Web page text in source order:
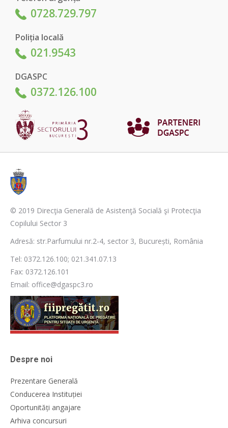
0728.729.797
Poliția locală
021.9543
DGASPC
0372.126.100
© 2019 Direcţia Generală de Asistenţă Socială şi Protecţia
Copilului Sector 3
Adresă: str.Parfumului nr.2-4, sector 3, București, România
Tel: 0372.126.100; 021.341.07.13
Fax: 0372.126.101
Email: office@dgaspc3.ro
Despre noi
Prezentare Generală
Conducerea Instituției
Oportunități angajare
Arhiva concursuri